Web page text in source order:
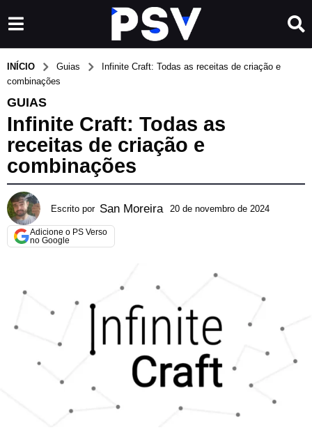
INÍCIO Guias
Infinite Craft: Todas as receitas de criação e
combinações
GUIAS
Infinite Craft: Todas as
receitas de criação e
combinações
Escrito por San Moreira 20 de novembro de 2024
Adicione o PS Verso
no Google